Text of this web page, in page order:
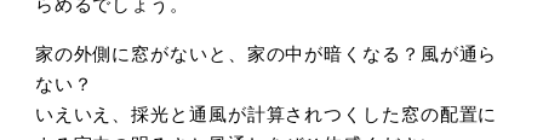
家の外側に窓がないと、家の中が暗くなる？風が通ら
ない？
いえいえ、採光と通風が計算されつくした窓の配置に